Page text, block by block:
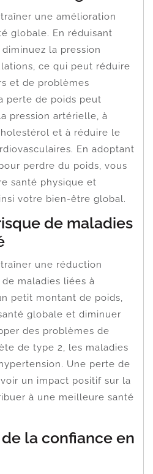
une amélioration
globale. En réduisant
diminuez la pression
ce qui peut réduire
et de problèmes
perte de poids peut
pression artérielle, à
et à réduire le
En adoptant
perdre du poids, vous
santé physique et
votre bien-être global.
de maladies
une réduction
maladies liées à
petit montant de poids,
globale et diminuer
des problèmes de
de type 2, les maladies
Une perte de
un impact positif sur la
à une meilleure santé
la confiance en